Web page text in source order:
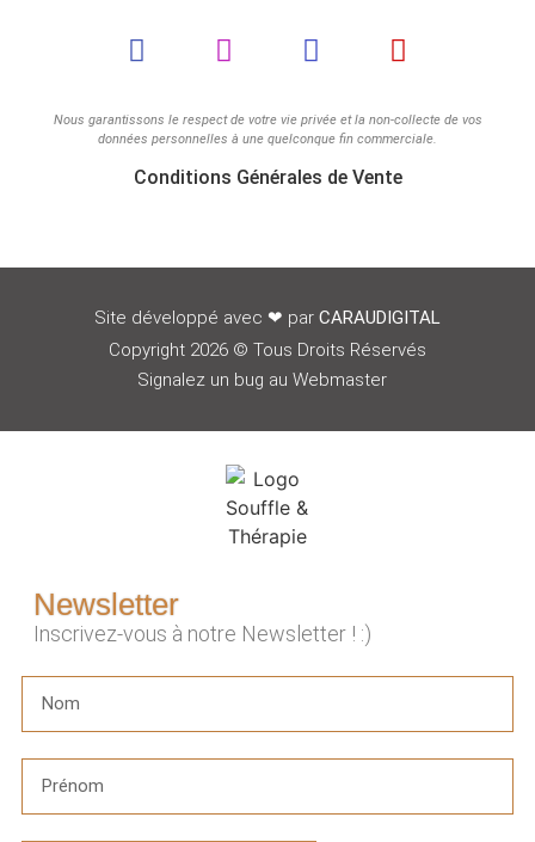
Nous garantissons le respect de votre vie privée et la non-collecte de vos
données personnelles à une quelconque fin commerciale.
Conditions Générales de Vente
Site développé avec ❤ par CARAUDIGITAL
Copyright 2026 © Tous Droits Réservés
Signalez un bug au Webmaster
Newsletter
Inscrivez-vous à notre Newsletter ! :)